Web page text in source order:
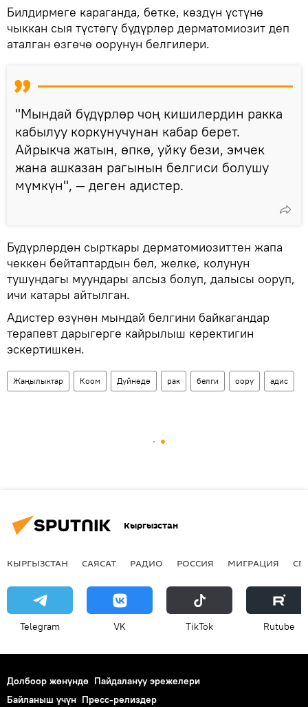
Билдирмеге караганда, бетке, көздүн үстүнө
чыккан сыя түстөгү бүдүрлөр дерматомиозит деп
аталган өзгөчө оорунун белгилери.
"Мындай бүдүрлөр чоң кишилердин ракка
кабылуу коркунучунан кабар берет.
Айрыкча жатын, өпкө, уйку бези, эмчек
жана ашказан рагынын белгиси болушу
мүмкүн", — деген адистер.
Бүдүрлөрдөн сырткары дерматомиозиттен жапа
чеккен бейтаптардын бел, желке, колунун
тушундагы муундары алсыз болуп, далысы ооруп,
ичи катары айтылган.
Адистер өзүнөн мындай белгини байкагандар
терапевт дарыгерге кайрылыш керектигин
эскертишкен.
Жаңылыктар Коом Дүйнөдө рак белги оору адис
Кыргызстан
КЫРГЫЗСТАН САЯСАТ РАДИО РОССИЯ МИГРАЦИЯ
Telegram VK ТikТоk Rutube
Долбоор жөнүндө Пайдалануу эрежелери
Байланыш үчүн Пресс-релиздер